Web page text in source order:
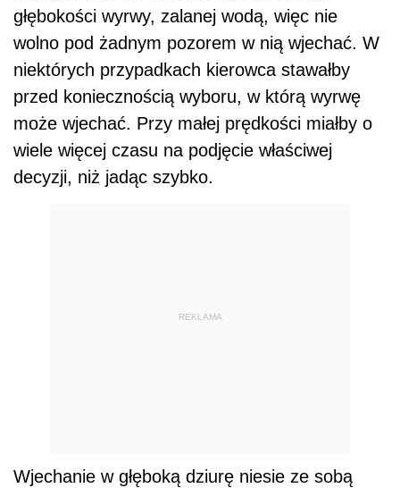
głębokości wyrwy, zalanej wodą, więc nie
wolno pod żadnym pozorem w nią wjechać. W
niektórych przypadkach kierowca stawałby
przed koniecznością wyboru, w którą wyrwę
może wjechać. Przy małej prędkości miałby o
wiele więcej czasu na podjęcie właściwej
decyzji, niż jadąc szybko.
REKLAMA
Wjechanie w głęboką dziurę niesie ze sobą